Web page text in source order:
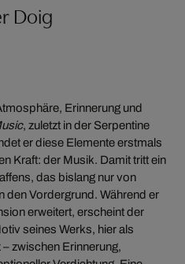
Doig
Erinnerung und
, zuletzt in der Serpentine
er diese Elemente erstmals
Kraft: der Musik. Damit tritt ein
das bislang nur von
den Vordergrund. Während er
erweitert, erscheint der
seines Werks, hier als
zwischen Erinnerung,